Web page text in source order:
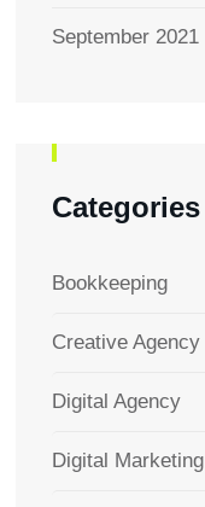
September 2021
Categories
Bookkeeping
Creative Agency
Digital Agency
Digital Marketing